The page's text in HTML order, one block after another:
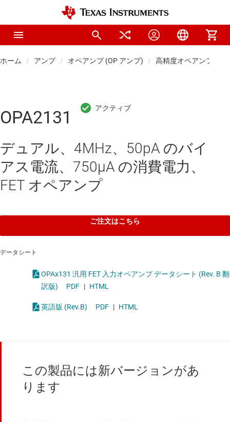
ホーム アンプ オペアンプ (OP アンプ) 高精度オペアンプ
OPA2131
デュアル、4MHz、50pA のバイ
アス電流、750μA の消費電力、
FET オペアンプ
ご注文はこちら
データシート
OPAx131 汎用 FET 入力オペアンプ データシート (Rev. B 翻
訳版)
PDF | HTML
英語版 (Rev.B) PDF | HTML
この製品には新バージョンがあ
ります